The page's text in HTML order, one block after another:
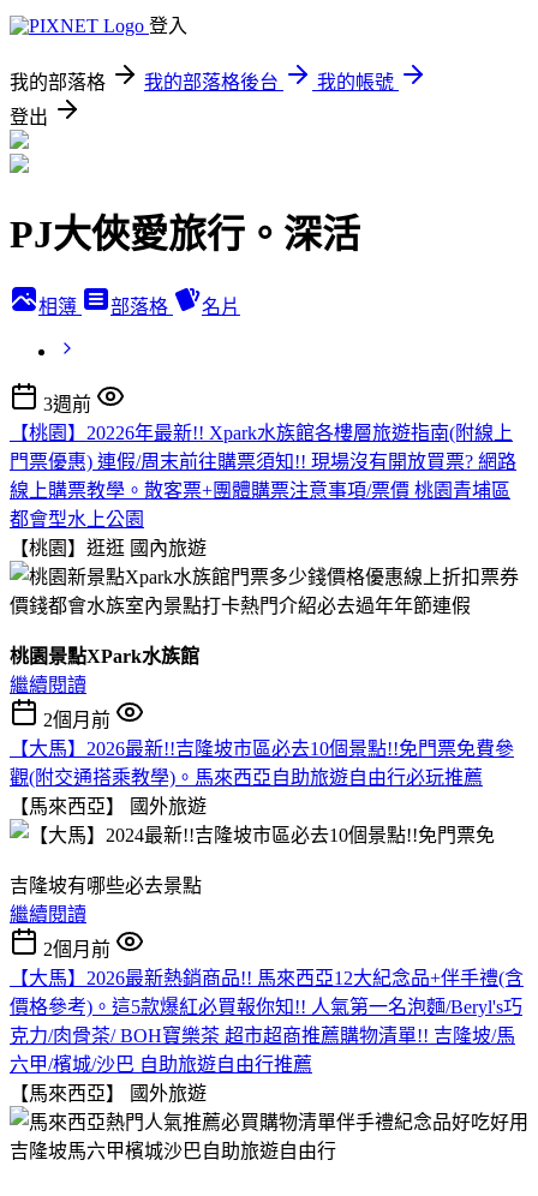
登入
我的部落格 我的部落格後台
我的帳號
登出
PJ大俠愛旅行。深活
相簿 部落格 名片
3週前
【桃園】20226年最新!! Xpark水族館各樓層旅遊指南(附線上
門票優惠) 連假/周末前往購票須知!! 現場沒有開放買票? 網路
線上購票教學。散客票+團體購票注意事項/票價 桃園青埔區
都會型水上公園
【桃園】逛逛 國內旅遊
桃園景點XPark水族館
繼續閱讀
2個月前
【大馬】2026最新!!吉隆坡市區必去10個景點!!免門票免費參
觀(附交通搭乘教學)。馬來西亞自助旅遊自由行必玩推薦
【馬來西亞】
國外旅遊
吉隆坡有哪些必去景點
繼續閱讀
2個月前
【大馬】2026最新熱銷商品!! 馬來西亞12大紀念品+伴手禮(含
價格參考)。這5款爆紅必買報你知!! 人氣第一名泡麵/Beryl's巧
克力/肉骨茶/ BOH寶樂茶 超市超商推薦購物清單!! 吉隆坡/馬
六甲/檳城/沙巴 自助旅遊自由行推薦
【馬來西亞】
國外旅遊